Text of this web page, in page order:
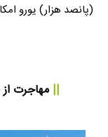
(پانصد هزار) یورو
|| مهاجرت